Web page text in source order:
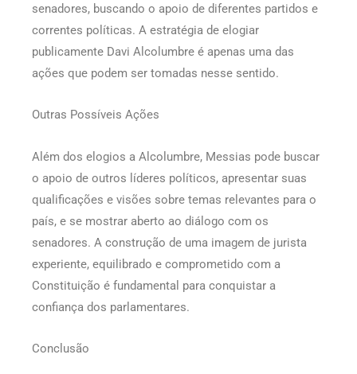
senadores, buscando o apoio de diferentes partidos e
correntes políticas. A estratégia de elogiar
publicamente Davi Alcolumbre é apenas uma das
ações que podem ser tomadas nesse sentido.
Outras Possíveis Ações
Além dos elogios a Alcolumbre, Messias pode buscar
o apoio de outros líderes políticos, apresentar suas
qualificações e visões sobre temas relevantes para o
país, e se mostrar aberto ao diálogo com os
senadores. A construção de uma imagem de jurista
experiente, equilibrado e comprometido com a
Constituição é fundamental para conquistar a
confiança dos parlamentares.
Conclusão